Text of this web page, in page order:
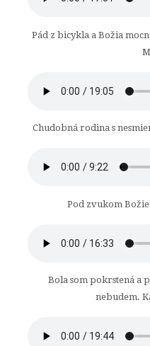
Pád z bicykla a Božia
Chudobná rodina s
Pod zvukom
Bola som pokrstená a
nebudem.